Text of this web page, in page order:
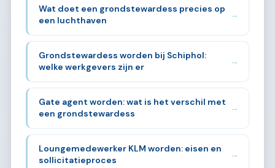
Wat doet een grondstewardess precies op
een luchthaven
→
Grondstewardess worden bij Schiphol:
welke werkgevers zijn er
→
Gate agent worden: wat is het verschil met
een grondstewardess
→
Loungemedewerker KLM worden: eisen en
sollicitatieproces
→